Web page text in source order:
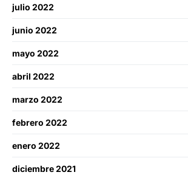
julio 2022
junio 2022
mayo 2022
abril 2022
marzo 2022
febrero 2022
enero 2022
diciembre 2021